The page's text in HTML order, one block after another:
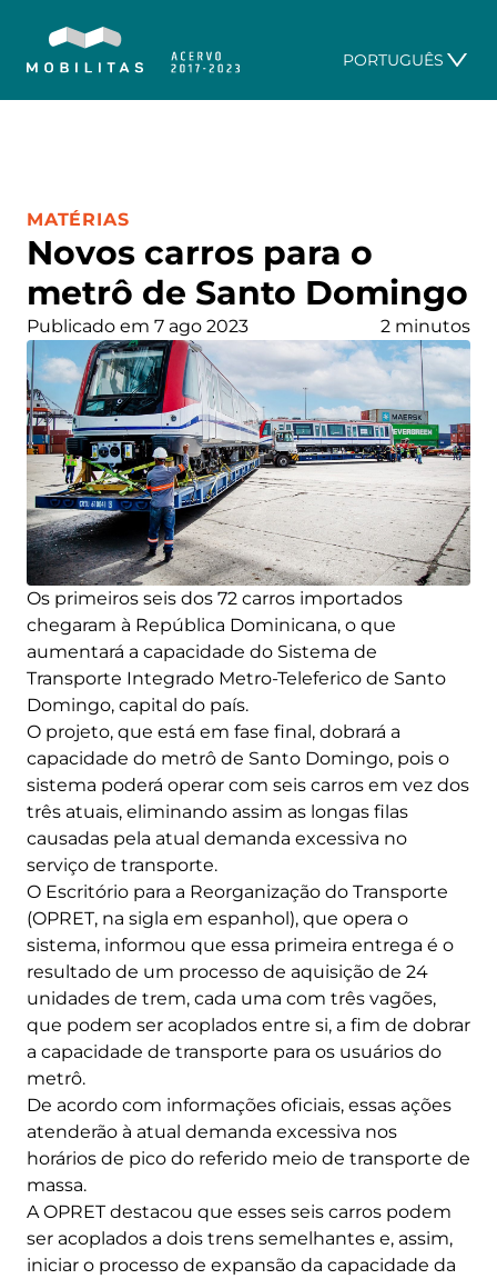
PORTUGUÊS
Novos carros para o
metrô de Santo Domingo
CATEGORIA:
MATÉRIAS
Publicado em 7 ago 2023 2 minutos
Os primeiros seis dos 72 carros importados
chegaram à República Dominicana, o que
aumentará a capacidade do Sistema de
Transporte Integrado Metro-Teleferico de Santo
Domingo, capital do país.
O projeto, que está em fase final, dobrará a
capacidade do metrô de Santo Domingo, pois o
sistema poderá operar com seis carros em vez dos
três atuais, eliminando assim as longas filas
causadas pela atual demanda excessiva no
serviço de transporte.
O Escritório para a Reorganização do Transporte
(OPRET, na sigla em espanhol), que opera o
sistema, informou que essa primeira entrega é o
resultado de um processo de aquisição de 24
unidades de trem, cada uma com três vagões,
que podem ser acoplados entre si, a fim de dobrar
a capacidade de transporte para os usuários do
metrô.
De acordo com informações oficiais, essas ações
atenderão à atual demanda excessiva nos
horários de pico do referido meio de transporte de
massa.
A OPRET destacou que esses seis carros podem
ser acoplados a dois trens semelhantes e, assim,
iniciar o processo de expansão da capacidade da